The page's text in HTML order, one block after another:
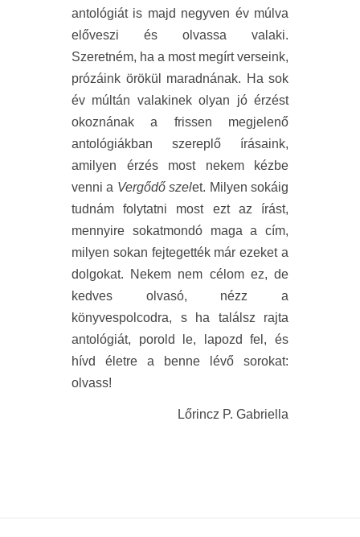
antológiát is majd negyven év múlva
előveszi és olvassa valaki.
Szeretném, ha a most megírt verseink,
prózáink örökül maradnának. Ha sok
év múltán valakinek olyan jó érzést
okoznának a frissen megjelenő
antológiákban szereplő írásaink,
amilyen érzés most nekem kézbe
venni a Vergődő szelet. Milyen sokáig
tudnám folytatni most ezt az írást,
mennyire sokatmondó maga a cím,
milyen sokan fejtegették már ezeket a
dolgokat. Nekem nem célom ez, de
kedves olvasó, nézz a
könyvespolcodra, s ha találsz rajta
antológiát, porold le, lapozd fel, és
hívd életre a benne lévő sorokat:
olvass!
Lőrincz P. Gabriella